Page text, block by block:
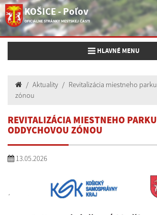
KOŠICE - Poľov
OFICIÁLNE STRÁNKY MESTSKEJ ČASTI
Toggle navigation
HLAVNÉ MENU
Aktuality
Revitalizácia miestneho
zónou
REVITALIZÁCIA MIESTNEHO
ODDYCHOVOU ZÓNOU
13.05.2026